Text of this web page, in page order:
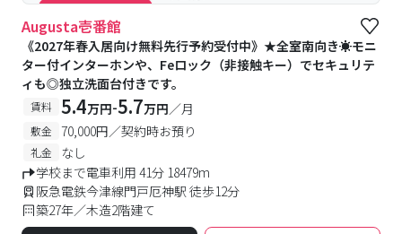
#キャンペーン実施中
Augusta壱番館
《2027年春入居向け無料先行予約受付中》★全室南向き☀モニ
ター付インターホンや、Feロック（非接触キー）でセキュリテ
ィも◎独立洗面台付きです。
賃料 5.4万円-5.7万円／月
敷金 70,000円／契約時お預り
礼金
なし
学校まで電車利用 41分 18479m
阪急電鉄今津線門戸厄神駅 徒歩12分
築27年／木造2階建て